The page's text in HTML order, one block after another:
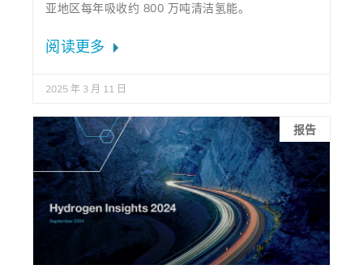
亚地区每年吸收约 800 万吨清洁氢能。
阅读更多
2025 年 3 月 11 日
报告